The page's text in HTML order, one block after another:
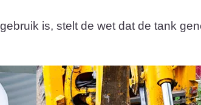
is, stelt de wet dat de tank